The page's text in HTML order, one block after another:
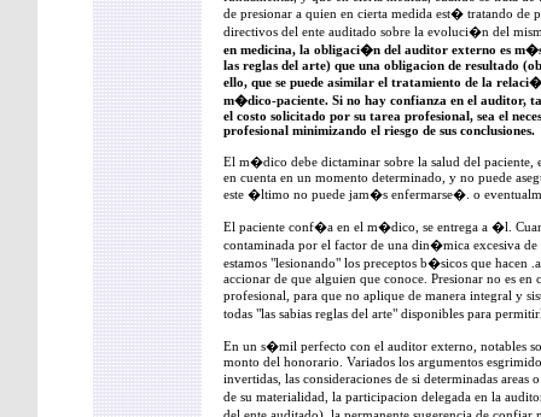
de presionar a quien en cierta medida est� tratando de
directivos del ente auditado sobre la evoluci�n del
en medicina, la obligaci�n del auditor externo es
las reglas del arte) que una obligacion de resultado
ello, que se puede asimilar el tratamiento de la
m�dico-paciente. Si no hay confianza en el auditor,
el costo solicitado por su tarea profesional, sea el
profesional minimizando el riesgo de sus conclusiones.
El m�dico debe dictaminar sobre la salud del paciente,
en cuenta en un momento determinado, y no puede
este �ltimo no puede jam�s enfermarse�. o
El paciente conf�a en el m�dico, se entrega a �l.
contaminada por el factor de una din�mica excesiva
estamos "lesionando" los preceptos b�sicos que hacen
accionar de que alguien que conoce. Presionar no es en
profesional, para que no aplique de manera integral y
todas "las sabias reglas del arte" disponibles para
En un s�mil perfecto con el auditor externo, notables
monto del honorario. Variados los argumentos
invertidas, las consideraciones de si determinadas
de su materialidad, la participacion delegada en la